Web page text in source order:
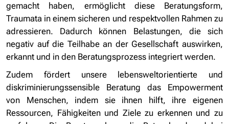
gemacht haben, ermöglicht diese Beratungsform,
Traumata in einem sicheren und respektvollen Rahmen zu
adressieren. Dadurch können Belastungen, die sich
negativ auf die Teilhabe an der Gesellschaft auswirken,
erkannt und in den Beratungsprozess integriert werden.
Zudem fördert unsere lebensweltorientierte und
diskriminierungssensible Beratung das Empowerment
von Menschen, indem sie ihnen hilft, ihre eigenen
Ressourcen, Fähigkeiten und Ziele zu erkennen und zu